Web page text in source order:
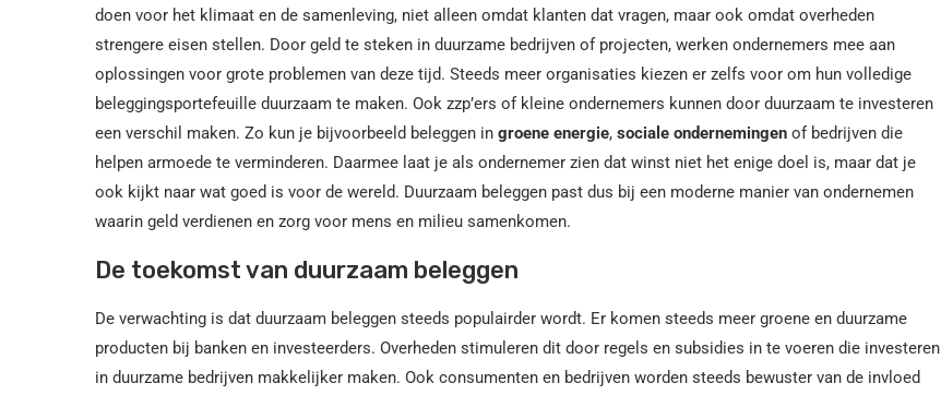
doen voor het klimaat en de samenleving, niet alleen omdat klanten dat vragen, maar ook omdat overheden
strengere eisen stellen. Door geld te steken in duurzame bedrijven of projecten, werken ondernemers mee aan
oplossingen voor grote problemen van deze tijd. Steeds meer organisaties kiezen er zelfs voor om hun volledige
beleggingsportefeuille duurzaam te maken. Ook zzp’ers of kleine ondernemers kunnen door duurzaam te investeren
een verschil maken. Zo kun je bijvoorbeeld beleggen in groene energie, sociale ondernemingen of bedrijven die
helpen armoede te verminderen. Daarmee laat je als ondernemer zien dat winst niet het enige doel is, maar dat je
ook kijkt naar wat goed is voor de wereld. Duurzaam beleggen past dus bij een moderne manier van ondernemen
waarin geld verdienen en zorg voor mens en milieu samenkomen.
De toekomst van duurzaam beleggen
De verwachting is dat duurzaam beleggen steeds populairder wordt. Er komen steeds meer groene en duurzame
producten bij banken en investeerders. Overheden stimuleren dit door regels en subsidies in te voeren die investeren
in duurzame bedrijven makkelijker maken. Ook consumenten en bedrijven worden steeds bewuster van de invloed